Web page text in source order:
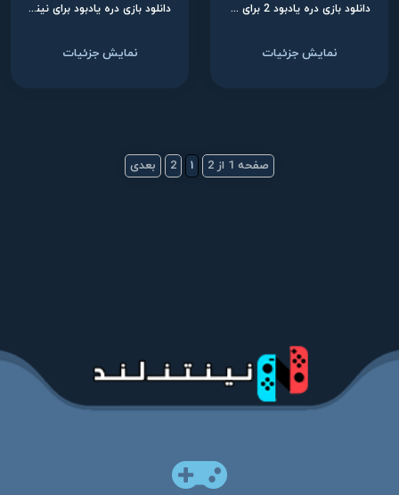
دانلود بازی دره یادبود 2 برای نینتندو سوییچ
نمایش جزئیات
دانلود بازی دره یادبود برای نینتندو سوییچ
نمایش جزئیات
صفحه 1 از 2 1
2 بعدی